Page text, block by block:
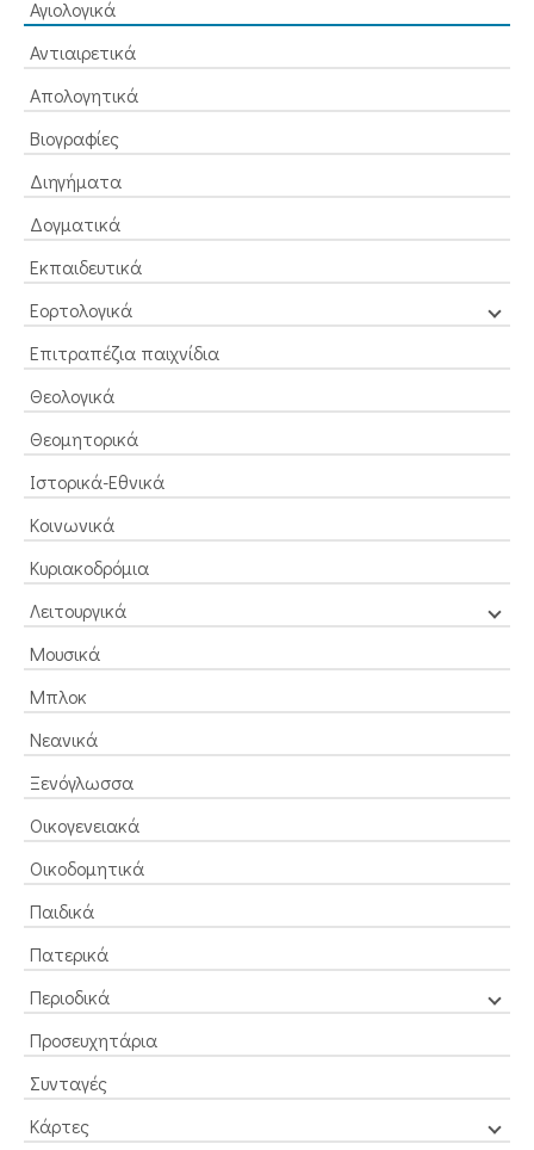
Αγιολογικά
Αντιαιρετικά
Απολογητικά
Βιογραφίες
Διηγήματα
Δογματικά
Εκπαιδευτικά
Εορτολογικά
Επιτραπέζια παιχνίδια
Θεολογικά
Θεομητορικά
Ιστορικά-Εθνικά
Κοινωνικά
Κυριακοδρόμια
Λειτουργικά
Μουσικά
Μπλοκ
Νεανικά
Ξενόγλωσσα
Οικογενειακά
Οικοδομητικά
Παιδικά
Πατερικά
Περιοδικά
Προσευχητάρια
Συνταγές
Κάρτες